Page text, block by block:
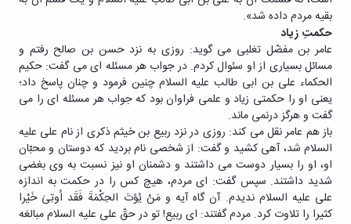
بقیه مردم داده شد».
حکمتِ زیاد
عامر بن مفضّل تغلبی می گوید: روزی به نزد حسن بن صالح رفتم و
مسائل بسیاری از او سئوال کردم. در جواب هر مسئله ای می گفت: حکیم
الحکماء علی بن ابی طالب علیه السلام چنین فرمود و چنان پاسخ داد؛
یعنی او را حکمتی زیاد و علمی فراوان بود که جواب هر مسئله ای را می
گفت و هرگز درنمی ماند.
باز هم عامر نقل می کند: روزی در نزد ربیع بن خیثم ذکری از نام علی علیه
السلام شد، آهی کشید و گفت: از شخصی نام بردید که دوستان و محبّان
او، او را بسیار دوست می داشتند و دشمنان او نیز نسبت به وی بغضی
شدید داشتند. سپس گفت: ای مردم، هیچ کس را در حکمت به اندازه
علی علیه السلام ندیدم. آن گاه آیه و مَنْ یُؤتَ الحِکْمَةَ فَقَد اُوتِیَ خَیْرا
کثیرا را تلاوت کرد. مردم گفتند: ای ربیع! تو در حقّ علی علیه السلام مبالغه